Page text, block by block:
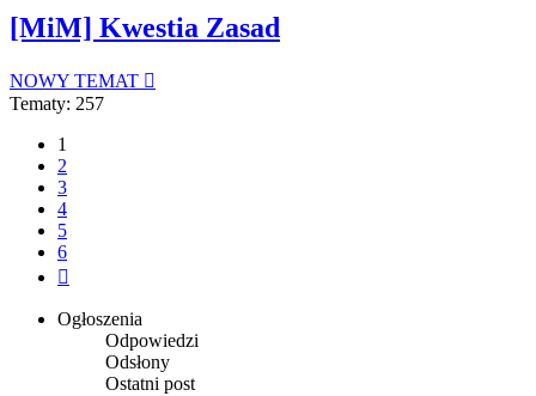
[MiM] Kwestia Zasad
NOWY TEMAT
Tematy: 257
1
2
3
4
5
6
Ogłoszenia
Odpowiedzi
Odsłony
Ostatni post